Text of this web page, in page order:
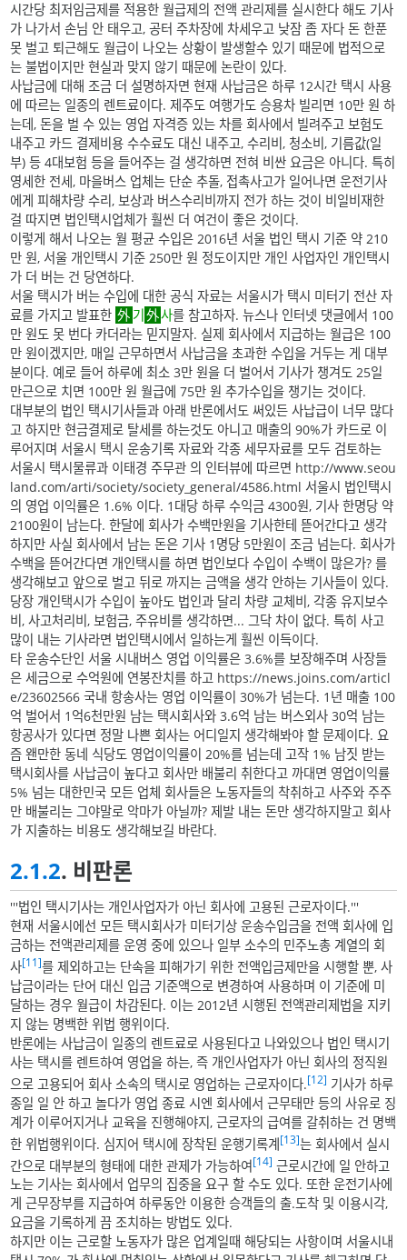
시간당 최저임금제를 적용한 월급제의 전액 관리제를 실시한다 해도 기사
가 나가서 손님 안 태우고, 공터 주차장에 차세우고 낮잠 좀 자다 돈 한푼
못 벌고 퇴근해도 월급이 나오는 상황이 발생할수 있기 때문에 법적으로
는 불법이지만 현실과 맞지 않기 때문에 논란이 있다.
사납금에 대해 조금 더 설명하자면 현재 사납금은 하루 12시간 택시 사용
에 따르는 일종의 렌트료이다. 제주도 여행가도 승용차 빌리면 10만 원 하
는데, 돈을 벌 수 있는 영업 자격증 있는 차를 회사에서 빌려주고 보험도
내주고 카드 결제비용 수수료도 대신 내주고, 수리비, 청소비, 기름값(일
부) 등 4대보험 등을 들어주는 걸 생각하면 전혀 비싼 요금은 아니다. 특히
영세한 전세, 마을버스 업체는 단순 추돌, 접촉사고가 일어나면 운전기사
에게 피해차량 수리, 보상과 버스수리비까지 전가 하는 것이 비일비재한
걸 따지면 법인택시업체가 훨씬 더 여건이 좋은 것이다.
이렇게 해서 나오는 월 평균 수입은 2016년 서울 법인 택시 기준 약 210
만 원, 서울 개인택시 기준 250만 원 정도이지만 개인 사업자인 개인택시
가 더 버는 건 당연하다.
서울 택시가 버는 수입에 대한 공식 자료는 서울시가 택시 미터기 전산 자
료를 가지고 발표한
기 사를 참고하자. 뉴스나 인터넷 댓글에서 100
만 원도 못 번다 카더라는 믿지말자. 실제 회사에서 지급하는 월급은 100
만 원이겠지만, 매일 근무하면서 사납금을 초과한 수입을 거두는 게 대부
분이다. 예로 들어 하루에 최소 3만 원을 더 벌어서 기사가 챙겨도 25일
만근으로 치면 100만 원 월급에 75만 원 추가수입을 챙기는 것이다.
대부분의 법인 택시기사들과 아래 반론에서도 써있든 사납급이 너무 많다
고 하지만 현금결제로 탈세를 하는것도 아니고 매출의 90%가 카드로 이
루어지며 서울시 택시 운송기록 자료와 각종 세무자료를 모두 검토하는
서울시 택시물류과 이태경 주무관 의 인터뷰에 따르면 http://www.seou
land.com/arti/society/society_general/4586.html 서울시 법인택시
의 영업 이익률은 1.6% 이다. 1대당 하루 수익금 4300원, 기사 한명당 약
2100원이 남는다. 한달에 회사가 수백만원을 기사한테 뜯어간다고 생각
하지만 사실 회사에서 남는 돈은 기사 1명당 5만원이 조금 넘는다. 회사가
수백을 뜯어간다면 개인택시를 하면 법인보다 수입이 수백이 많은가? 를
생각해보고 앞으로 벌고 뒤로 까지는 금액을 생각 안하는 기사들이 있다.
당장 개인택시가 수입이 높아도 법인과 달리 차량 교체비, 각종 유지보수
비, 사고처리비, 보험금, 주유비를 생각하면... 그닥 차이 없다. 특히 사고
많이 내는 기사라면 법인택시에서 일하는게 훨씬 이득이다.
타 운송수단인 서울 시내버스 영업 이익률은 3.6%를 보장해주며 사장들
은 세금으로 수억원에 연봉잔치를 하고 https://news.joins.com/articl
e/23602566 국내 항송사는 영업 이익률이 30%가 넘는다. 1년 매출 100
억 벌어서 1억6천만원 남는 택시회사와 3.6억 남는 버스외사 30억 남는
항공사가 있다면 정말 나쁜 회사는 어디일지 생각해봐야 할 문제이다. 요
즘 왠만한 동네 식당도 영업이익률이 20%를 넘는데 고작 1% 남짓 받는
택시회사를 사납금이 높다고 회사만 배불리 취한다고 까대면 영업이익률
5% 넘는 대한민국 모든 업체 회사들은 노동자들의 착취하고 사주와 주주
만 배불리는 그야말로 악마가 아닐까? 제발 내는 돈만 생각하지말고 회사
가 지출하는 비용도 생각해보길 바란다.
2.1.2. 비판론
'''법인 택시기사는 개인사업자가 아닌 회사에 고용된 근로자이다.'''
현재 서울시에선 모든 택시회사가 미터기상 운송수입금을 전액 회사에 입
금하는 전액관리제를 운영 중에 있으나 일부 소수의 민주노총 계열의 회
사[11]를 제외하고는 단속을 피해가기 위한 전액입금제만을 시행할 뿐, 사
납금이라는 단어 대신 입금 기준액으로 변경하여 사용하며 이 기준에 미
달하는 경우 월급이 차감된다. 이는 2012년 시행된 전액관리제법을 지키
지 않는 명백한 위법 행위이다.
반론에는 사납금이 일종의 렌트료로 사용된다고 나와있으나 법인 택시기
사는 택시를 렌트하여 영업을 하는, 즉 개인사업자가 아닌 회사의 정직원
으로 고용되어 회사 소속의 택시로 영업하는 근로자이다.[12] 기사가 하루
종일 일 안 하고 놀다가 영업 종료 시엔 회사에서 근무태만 등의 사유로 징
계가 이루어지거나 교육을 진행해야지, 근로자의 급여를 갈취하는 건 명백
한 위법행위이다. 심지어 택시에 장착된 운행기록계[13]는 회사에서 실시
간으로 대부분의 형태에 대한 관제가 가능하여[14] 근로시간에 일 안하고
노는 기사는 회사에서 업무의 집중을 요구 할 수도 있다. 또한 운전기사에
게 근무장부를 지급하여 하루동안 이용한 승객들의 출.도착 및 이용시각,
요금을 기록하게 끔 조치하는 방법도 있다.
하지만 이는 근로할 노동자가 많은 업계일때 해당되는 사항이며 서울시내